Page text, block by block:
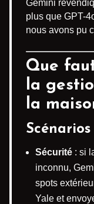
Gemini
plus que GPT-
nous avons pu
Que
la
la
Sécurité : si
inconnu,
spots
Yale et